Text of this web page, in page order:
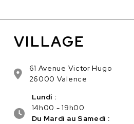
VILLAGE
61 Avenue Victor Hugo
26000 Valence
Lundi :
14h00 - 19h00
Du Mardi au Samedi :